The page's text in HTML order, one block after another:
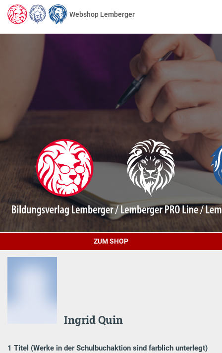
Webshop Lemberger
ZUM SHOP
Ingrid Quin
1 Titel (Werke in der Schulbuchaktion sind farblich unterlegt)